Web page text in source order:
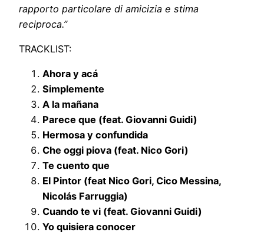
rapporto particolare di amicizia e stima
reciproca.”
TRACKLIST:
Ahora y acá
Simplemente
A la mañana
Parece que (feat. Giovanni Guidi)
Hermosa y confundida
Che oggi piova (feat. Nico Gori)
Te cuento que
El Pintor (feat Nico Gori, Cico Messina,
Nicolás Farruggia)
Cuando te vi (feat. Giovanni Guidi)
Yo quisiera conocer